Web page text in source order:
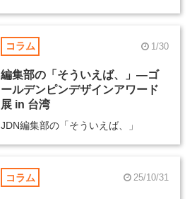
コラム 1/30
編集部の「そういえば、」―ゴ
ールデンピンデザインアワード
展 in 台湾
JDN編集部の「そういえば、」
コラム 25/10/31